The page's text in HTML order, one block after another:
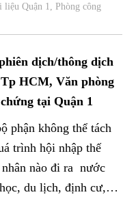
Quận 1, Phòng công
dịch/thông dịch
HCM, Văn phòng
tại Quận 1
phận không thể tách
trình hội nhập thế
nào đi ra nước
du lịch, định cư,…